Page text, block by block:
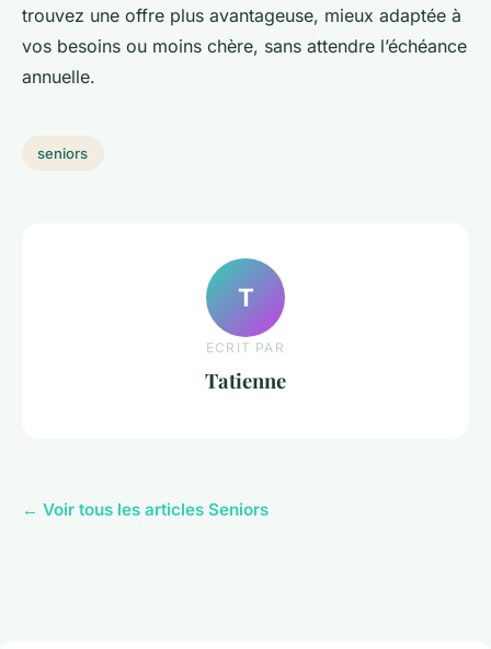
trouvez une offre plus avantageuse, mieux adaptée à
vos besoins ou moins chère, sans attendre l’échéance
annuelle.
seniors
T
ECRIT PAR
Tatienne
← Voir tous les articles Seniors